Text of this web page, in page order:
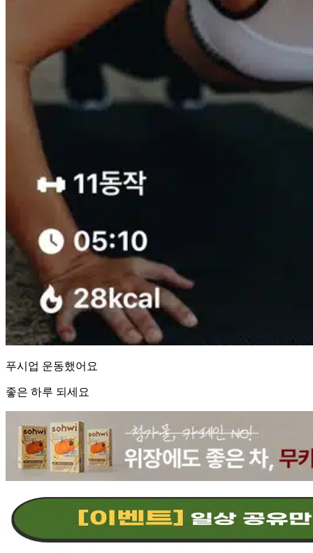
푸시업 운동했어요
좋은 하루 되세요